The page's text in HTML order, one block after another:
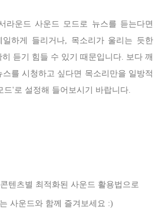
라운드 사운드 모드로 뉴스를 듣는다면
일하게 들리거나, 목소리가 울리는 듯한
듣기 힘들 수 있기 때문입니다. 보다 깨
를 시청하고 싶다면 목소리만을 일방적
드'로 설정해 들어보시기 바랍니다.
텐츠별 최적화된 사운드 활용법으로
사운드와 함께 즐겨보세요 :)